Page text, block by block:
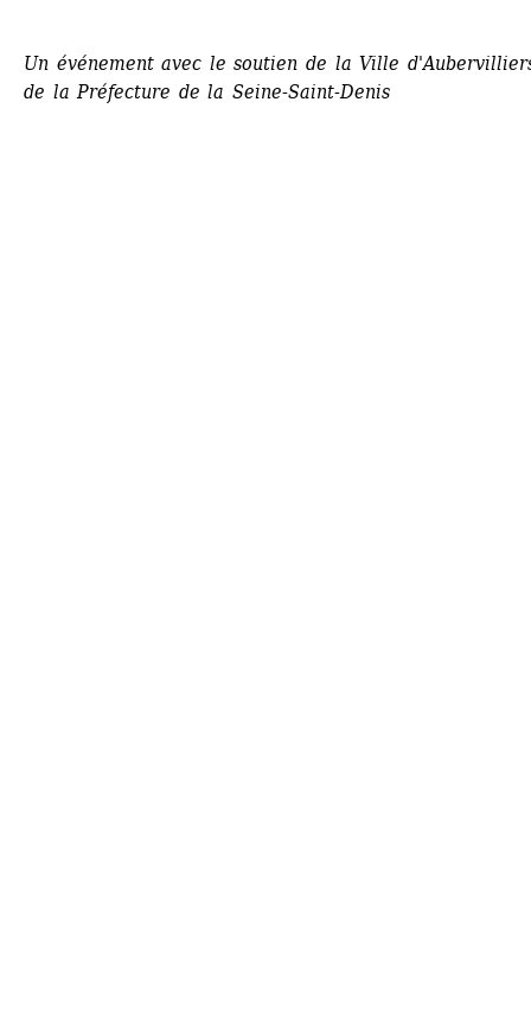
Un événement avec le soutien de la Ville
de la Préfecture de la Seine-Saint-Denis